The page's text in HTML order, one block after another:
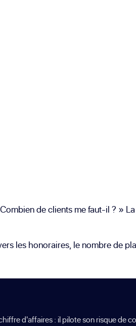
de clients me faut-il ? »
les honoraires, le nombre de
d'affaires : il pilote son risque de